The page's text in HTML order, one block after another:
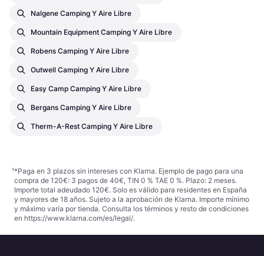
Nalgene Camping Y Aire Libre
Mountain Equipment Camping Y Aire Libre
Robens Camping Y Aire Libre
Outwell Camping Y Aire Libre
Easy Camp Camping Y Aire Libre
Bergans Camping Y Aire Libre
Therm-A-Rest Camping Y Aire Libre
¹*Paga en 3 plazos sin intereses con Klarna. Ejemplo de pago para una
compra de 120€: 3 pagos de 40€, TIN 0 % TAE 0 %. Plazo: 2 meses.
Importe total adeudado 120€. Solo es válido para residentes en España
y mayores de 18 años. Sujeto a la aprobación de Klarna. Importe mínimo
y máximo varía por tienda. Consulta los términos y resto de condiciones
en https://www.klarna.com/es/legal/.